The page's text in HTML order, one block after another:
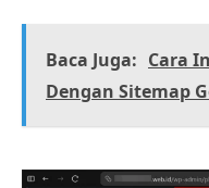
Baca Juga: Cara
Dengan Sitemap